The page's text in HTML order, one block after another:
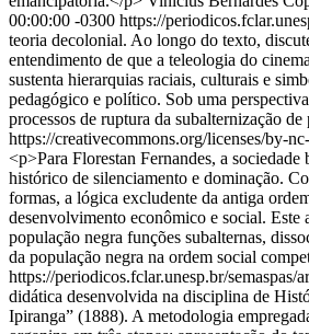
00:00:00 -0300 https://
teoria decolonial. Ao longo do texto,
entendimento de que a teleologia do
sustenta hierarquias raciais, culturais e
pedagógico e político. Sob uma
processos de ruptura da subalternização
https://creativecommons.org/licenses/by-
<p>Para Florestan Fernandes, a
histórico de silenciamento e dominação.
formas, a lógica excludente da antiga
desenvolvimento econômico e social. Este
população negra funções subalternas,
da população negra na ordem social
https://periodicos.fclar.unesp.br/semaspas/
didática desenvolvida na disciplina de
Ipiranga” (1888). A metodologia